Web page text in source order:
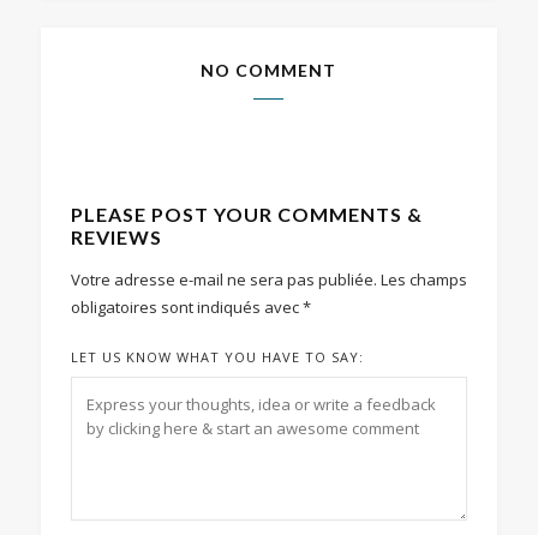
NO COMMENT
PLEASE POST YOUR COMMENTS &
REVIEWS
Votre adresse e-mail ne sera pas publiée. Les champs
obligatoires sont indiqués avec*
LET US KNOW WHAT YOU HAVE TO SAY: